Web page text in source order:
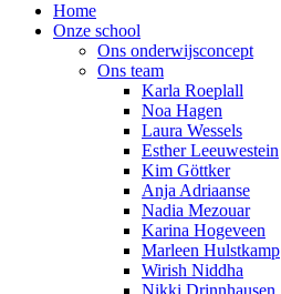
Home
Onze school
Ons onderwijsconcept
Ons team
Karla Roeplall
Noa Hagen
Laura Wessels
Esther Leeuwestein
Kim Göttker
Anja Adriaanse
Nadia Mezouar
Karina Hogeveen
Marleen Hulstkamp
Wirish Niddha
Nikki Drinnhausen